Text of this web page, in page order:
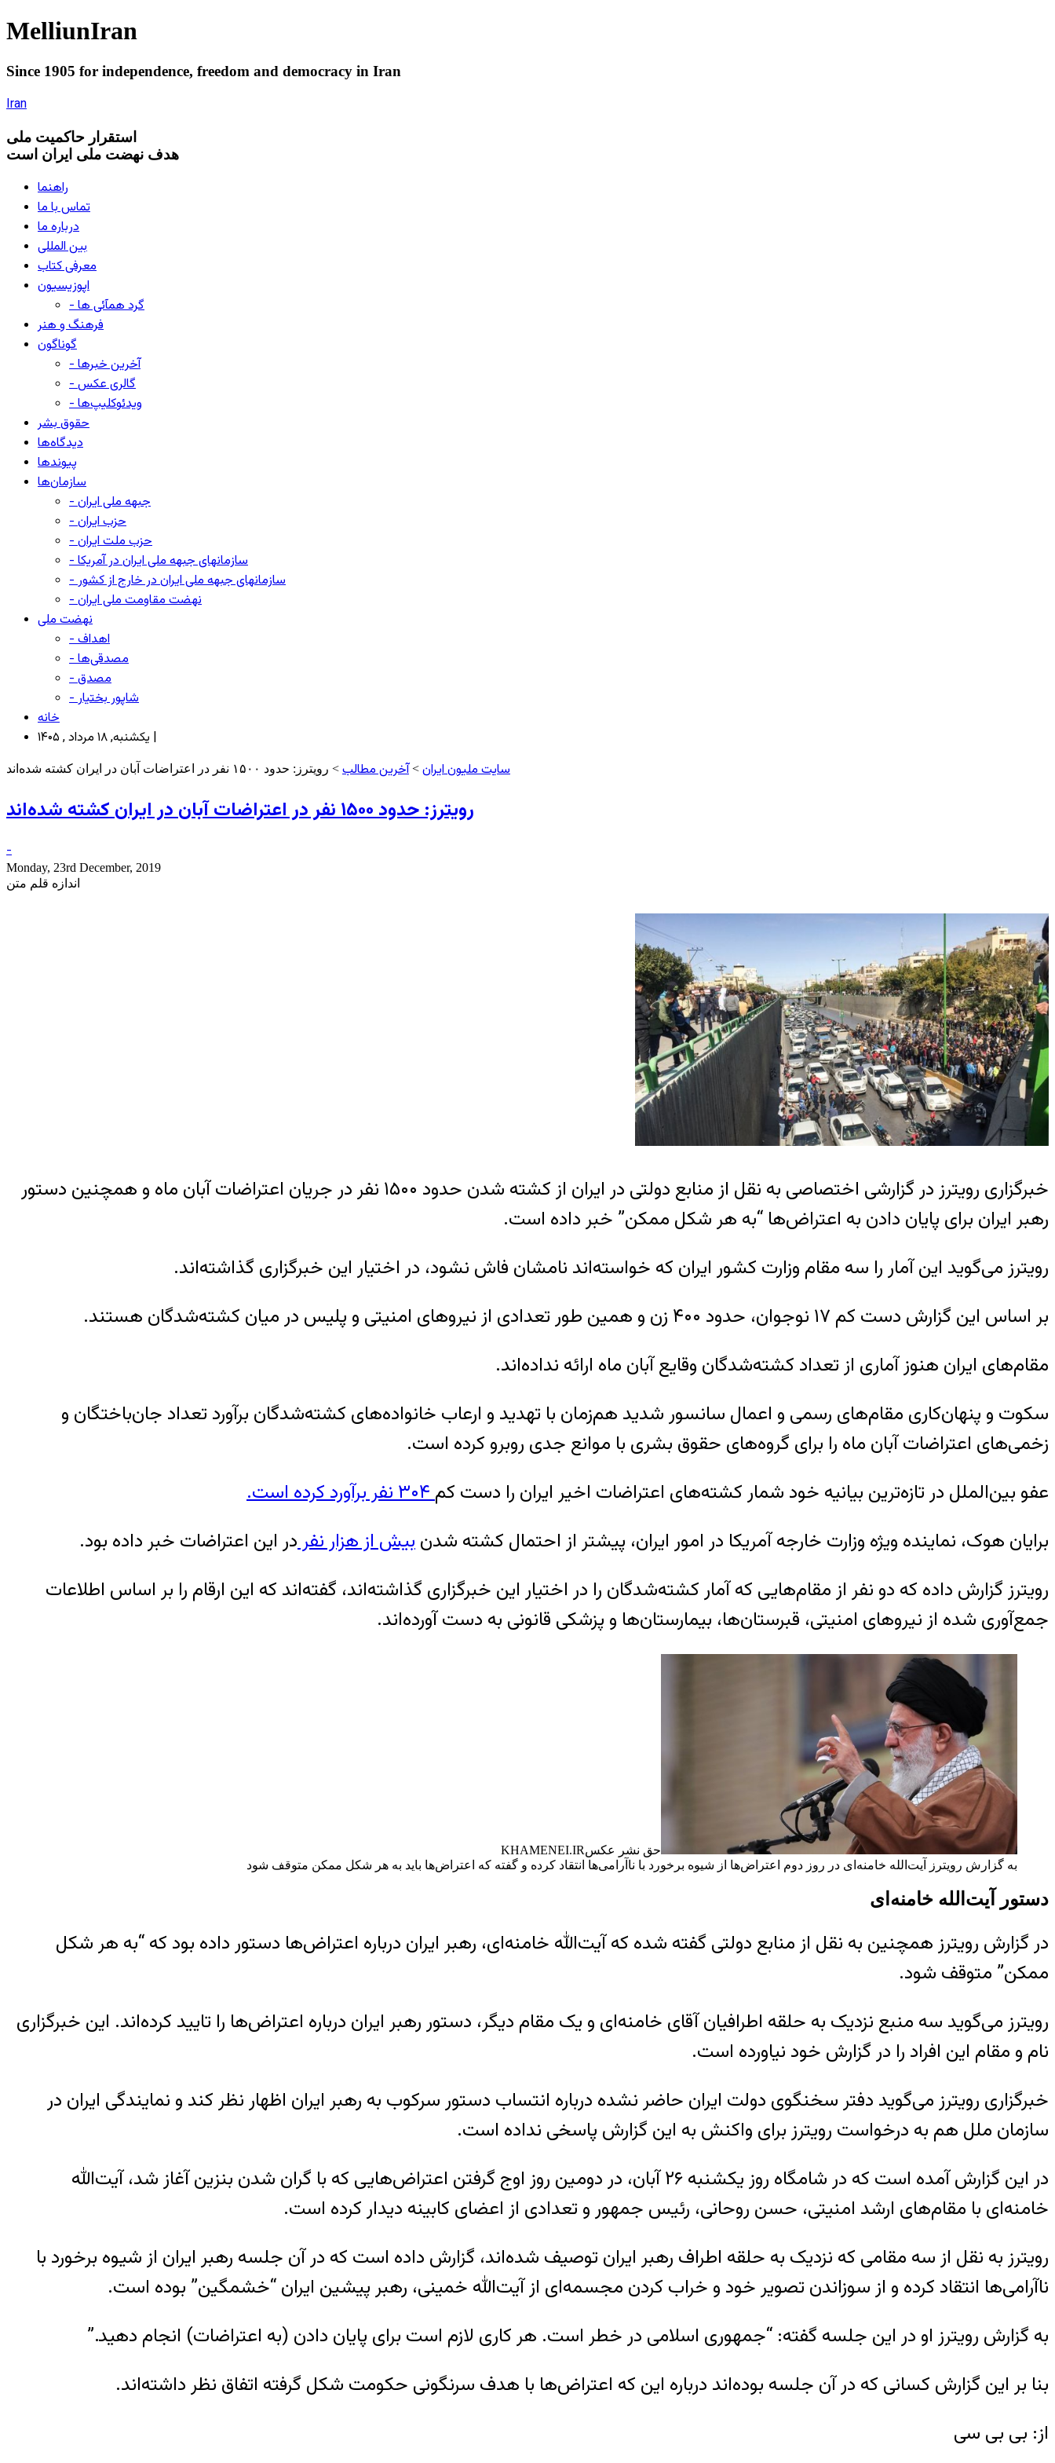
MelliunIran
Since 1905 for independence, freedom and democracy in Iran
Iran
استقرار حاکميت ملی
هدف نهضت ملی ایران است
راهنما
تماس با ما
درباره ما
بین المللی
معرفی کتاب
اپوزیسیون
- گرد همآئی ها
فرهنگ و هنر
گوناگون
- آخرین خبرها
- گالری عکس
- ویدئوکلیپ‌ها
حقوق بشر
دیدگاه‌ها
پیوندها
سازمان‌ها
- جبهه ملی ایران
- حزب ایران
- حزب ملت ایران
- سازمانهای جبهه ملی ایران در آمریکا
- سازمانهای جبهه ملی ایران در خارج از کشور
- نهضت مقاومت ملی ایران
نهضت ملی
- اهداف
- مصدقی‌ها
- مصدق
- شاپور بختیار
خانه
یکشنبه, ۱۸ مرداد , ۱۴۰۵ |
سایت ملیون ایران >آخرین مطالب > رویترز: حدود ۱۵۰۰ نفر در اعتراضات آبان در ایران کشته شده‌اند
رویترز: حدود ۱۵۰۰ نفر در اعتراضات آبان در ایران کشته شده‌اند
-
Monday, 23rd December, 2019
اندازه قلم متن
خبرگزاری رویترز در گزارشی اختصاصی به نقل از منابع دولتی در ایران از کشته شدن حدود ۱۵۰۰ نفر در جریان اعتراضات آبان ماه و همچنین دستور
رهبر ایران برای پایان دادن به اعتراض‌ها “به هر شکل ممکن” خبر داده است.
رویترز می‌گوید این آمار را سه مقام وزارت کشور ایران که خواسته‌اند نامشان فاش نشود، در اختیار این خبرگزاری گذاشته‌اند.
بر اساس این گزارش دست کم ۱۷ نوجوان، حدود ۴۰۰ زن و همین طور تعدادی از نیروهای امنیتی و پلیس در میان کشته‌شدگان هستند.
مقام‌های ایران هنوز آماری از تعداد کشته‌شدگان وقایع آبان ماه ارائه نداده‌اند.
سکوت و پنهان‌کاری مقام‌های رسمی و اعمال سانسور شدید هم‌زمان با تهدید و ارعاب خانواده‌های کشته‌شدگان برآورد تعداد جان‌باختگان و
زخمی‌های اعتراضات آبان ماه را برای گروه‌های حقوق بشری با موانع جدی روبرو کرده است.
عفو بین‌الملل در تازه‌ترین بیانیه خود شمار کشته‌های اعتراضات اخیر ایران را دست کم۳۰۴ نفر برآورد کرده است.
برایان هوک، نماینده ویژه وزارت خارجه آمریکا در امور ایران، پیشتر از احتمال کشته شدنبیش از هزار نفردر این اعتراضات خبر داده بود.
رویترز گزارش داده که دو نفر از مقام‌هایی که آمار کشته‌شدگان را در اختیار این خبرگزاری گذاشته‌اند، گفته‌اند که این ارقام را بر اساس اطلاعات
جمع‌آوری شده از نیروهای امنیتی، قبرستان‌ها، بیمارستان‌ها و پزشکی قانونی به دست آورده‌اند.
حق نشر عکسKHAMENEI.IR
به گزارش رویترز آیت‌الله خامنه‌ای در روز دوم اعتراض‌ها از شیوه برخورد با ناآرامی‌ها انتقاد کرده و گفته که اعتراض‌ها باید به هر شکل ممکن متوقف شود
دستور آیت‌الله خامنه‌ای
در گزارش رویترز همچنین به نقل از منابع دولتی گفته شده که آیت‌الله خامنه‌ای، رهبر ایران درباره اعتراض‌ها دستور داده بود که “به هر شکل
ممکن” متوقف شود.
رویترز می‌گوید سه منبع نزدیک به حلقه اطرافیان آقای خامنه‌ای و یک مقام دیگر، دستور رهبر ایران درباره اعتراض‌ها را تایید کرده‌اند. این خبرگزاری
نام و مقام این افراد را در گزارش خود نیاورده است.
خبرگزاری رویترز می‌گوید دفتر سخنگوی دولت ایران حاضر نشده درباره انتساب دستور سرکوب به رهبر ایران اظهار نظر کند و نمایندگی ایران در
سازمان ملل هم به درخواست رویترز برای واکنش به این گزارش پاسخی نداده است.
در این گزارش آمده است که در شامگاه روز یکشنبه ۲۶ آبان، در دومین روز اوج گرفتن اعتراض‌هایی که با گران شدن بنزین آغاز شد، آیت‌الله
خامنه‌ای با مقام‌های ارشد امنیتی، حسن روحانی، رئیس جمهور و تعدادی از اعضای کابینه دیدار کرده است.
رویترز به نقل از سه مقامی که نزدیک به حلقه اطراف رهبر ایران توصیف شده‌اند، گزارش داده است که در آن جلسه رهبر ایران از شیوه برخورد با
ناآرامی‌ها انتقاد کرده و از سوزاندن تصویر خود و خراب کردن مجسمه‌ای از آیت‌الله خمینی، رهبر پیشین ایران “خشمگین” بوده است.
به گزارش رویترز او در این جلسه گفته: “جمهوری اسلامی در خطر است. هر کاری لازم است برای پایان دادن (به اعتراضات) انجام دهید.”
بنا بر این گزارش کسانی که در آن جلسه بوده‌اند درباره این که اعتراض‌ها با هدف سرنگونی حکومت شکل گرفته اتفاق نظر داشته‌اند.
از: بی بی سی